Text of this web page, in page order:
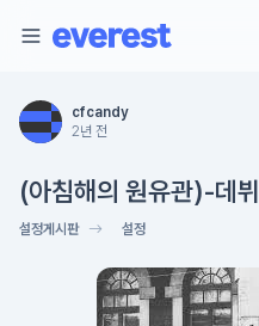
cfcandy
2년 전
(아침해의 원유관)-데뷔
설정게시판 설정